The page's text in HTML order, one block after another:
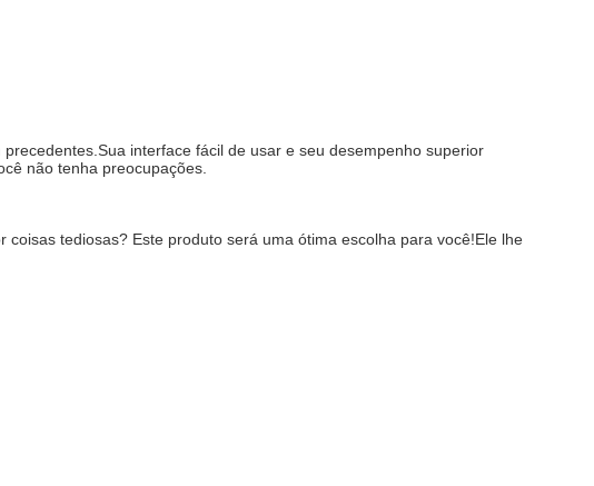
interface fácil de usar e seu desempenho superior
não tenha preocupações.
tediosas? Este produto será uma ótima escolha para você!Ele lhe